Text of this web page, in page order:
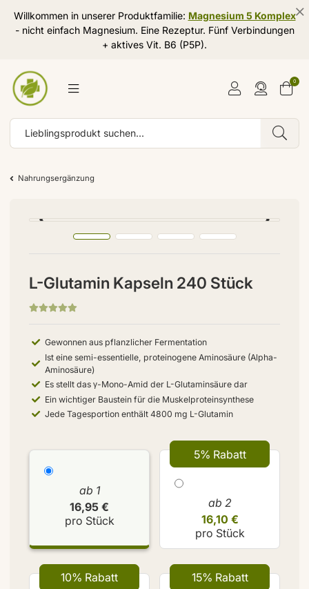
Willkommen in unserer Produktfamilie: Magnesium 5 Komplex
- nicht einfach Magnesium. Eine Rezeptur. Fünf Verbindungen
+ aktives Vit. B6 (P5P).
0
Nahrungsergänzung
L-Glutamin Kapseln 240 Stück
Gewonnen aus pflanzlicher Fermentation
Ist eine semi-essentielle, proteinogene Aminosäure (Alpha-
Aminosäure)
Es stellt das γ-Mono-Amid der L-Glutaminsäure dar
Ein wichtiger Baustein für die Muskelproteinsynthese
Jede Tagesportion enthält 4800 mg L-Glutamin
ab 1
16,95 €
pro Stück
5% Rabatt
ab 2
16,10 €
pro Stück
10% Rabatt 15% Rabatt